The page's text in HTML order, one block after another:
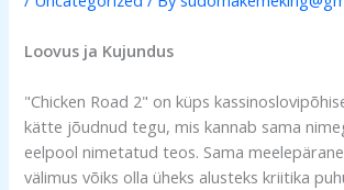
Loovus ja Kujundus
"Chicken Road 2" on küps
kätte jõudnud tegu, mis kannab sama
eelpool nimetatud teos. Sama
välimus võiks olla üheks alusteks kriitika